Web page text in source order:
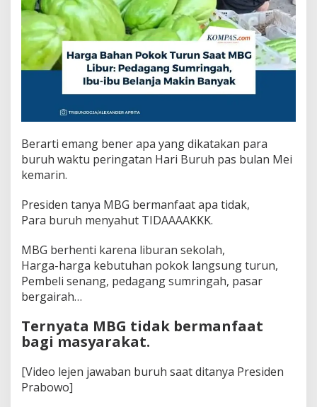
Berarti emang bener apa yang dikatakan para
buruh waktu peringatan Hari Buruh pas bulan Mei
kemarin.
Presiden tanya MBG bermanfaat apa tidak,
Para buruh menyahut TIDAAAAKKK.
MBG berhenti karena liburan sekolah,
Harga-harga kebutuhan pokok langsung turun,
Pembeli senang, pedagang sumringah, pasar
bergairah…
Ternyata MBG tidak bermanfaat
bagi masyarakat.
[Video lejen jawaban buruh saat ditanya Presiden
Prabowo]